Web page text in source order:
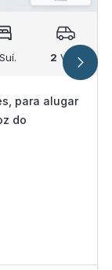
Suí. 2 Vag.
para alugar
do